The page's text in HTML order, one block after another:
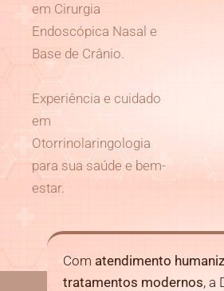
em Cirurgia
Endoscópica Nasal e
Base de Crânio.
Experiência e cuidado
em
Otorrinolaringologia
para sua saúde e bem-
estar.
Com atendimento
tratamentos modernos, a